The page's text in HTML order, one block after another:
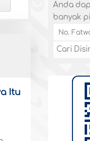
Itu
Anda
banyak